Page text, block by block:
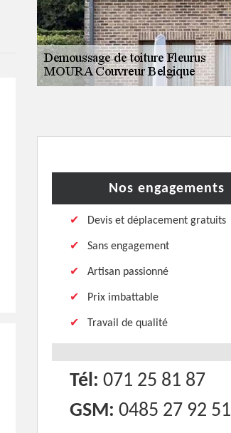
Nos engagements
Devis et déplacement gratuits
Sans engagement
Artisan passionné
Prix imbattable
Travail de qualité
Tél: 071 25 81 87
GSM: 0485 27 92 51